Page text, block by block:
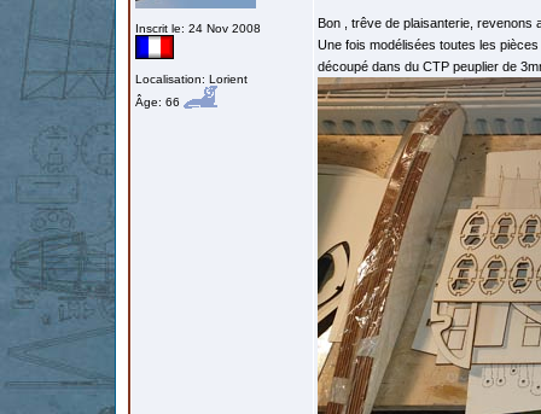
Inscrit le: 24 Nov 2008
Localisation: Lorient
Âge: 66
Bon , trêve de plaisanterie, revenons
Une fois modélisées toutes les
découpé dans du CTP peuplier de